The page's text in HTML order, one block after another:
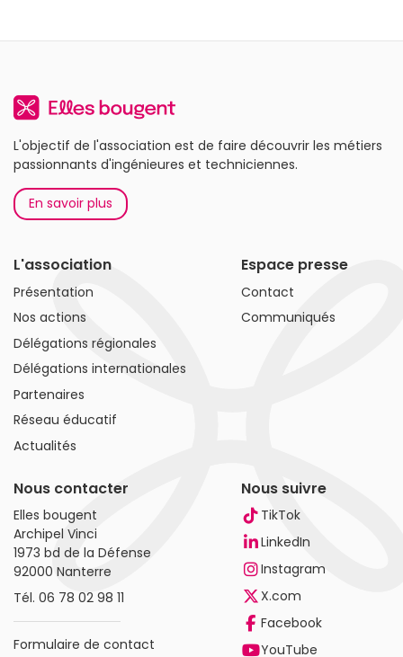
L'objectif de l'association est de faire découvrir les métiers
passionnants d'ingénieures et techniciennes.
En savoir plus
L'association
Présentation
Nos actions
Délégations régionales
Délégations internationales
Partenaires
Réseau éducatif
Actualités
Espace presse
Contact
Communiqués
Nous contacter
Elles bougent
Archipel Vinci
1973 bd de la Défense
92000 Nanterre
Tél. 06 78 02 98 11
Formulaire de contact
Nous suivre
TikTok
LinkedIn
Instagram
X.com
Facebook
YouTube